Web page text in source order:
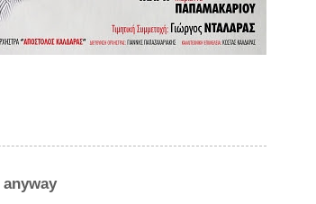
anyway